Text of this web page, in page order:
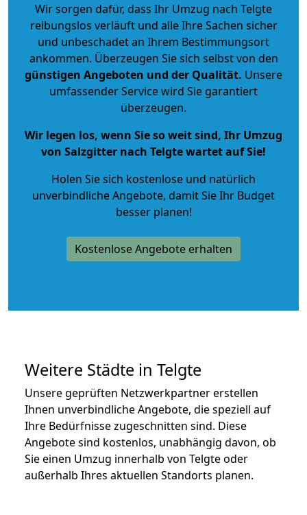
Wir sorgen dafür, dass Ihr Umzug nach Telgte
reibungslos verläuft und alle Ihre Sachen sicher
und unbeschadet an Ihrem Bestimmungsort
ankommen. Überzeugen Sie sich selbst von den
günstigen Angeboten und der Qualität. Unsere
umfassender Service wird Sie garantiert
überzeugen.
Wir legen los, wenn Sie so weit sind, Ihr Umzug
von Salzgitter nach Telgte wartet auf Sie!
Holen Sie sich kostenlose und natürlich
unverbindliche Angebote, damit Sie Ihr Budget
besser planen!
Kostenlose Angebote erhalten
Weitere Städte in Telgte
Unsere geprüften Netzwerkpartner erstellen
Ihnen unverbindliche Angebote, die speziell auf
Ihre Bedürfnisse zugeschnitten sind. Diese
Angebote sind kostenlos, unabhängig davon, ob
Sie einen Umzug innerhalb von Telgte oder
außerhalb Ihres aktuellen Standorts planen.